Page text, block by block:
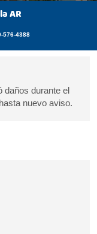
AR
576-4388
daños durante el
nuevo aviso.